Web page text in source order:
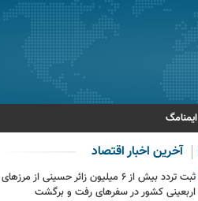
ایمنامگ
آخرین اخبار اقتصاد
ثبت تردد بیش از ۶ میلیون زائر حسینی از مرزهای
اربعینی کشور در سفرهای رفت و برگشت